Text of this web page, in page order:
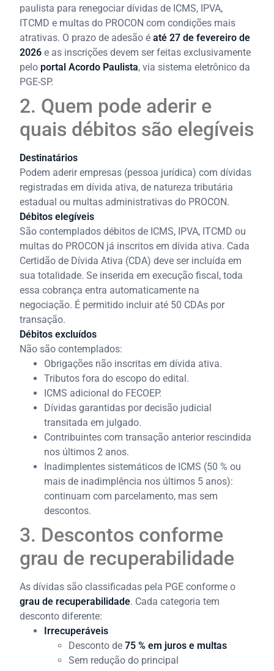
paulista para renegociar dívidas de ICMS, IPVA,
ITCMD e multas do PROCON com condições mais
atrativas. O prazo de adesão éaté 27 de fevereiro de
2026 e as inscrições devem ser feitas exclusivamente
pelo portal Acordo Paulista, via sistema eletrônico da
PGE-SP.
2. Quem pode aderir e
quais débitos são elegíveis
Destinatários
Podem aderir empresas (pessoa jurídica) com dívidas
registradas em dívida ativa, de natureza tributária
estadual ou multas administrativas do PROCON.
Débitos elegíveis
São contemplados débitos de ICMS, IPVA, ITCMD ou
multas do PROCON já inscritos em dívida ativa. Cada
Certidão de Dívida Ativa (CDA) deve ser incluída em
sua totalidade. Se inserida em execução fiscal, toda
essa cobrança entra automaticamente na
negociação. É permitido incluir até 50 CDAs por
transação.
Débitos excluídos
Não são contemplados:
Obrigações não inscritas em dívida ativa.
Tributos fora do escopo do edital.
ICMS adicional do FECOEP.
Dívidas garantidas por decisão judicial
transitada em julgado.
Contribuintes com transação anterior rescindida
nos últimos 2 anos.
Inadimplentes sistemáticos de ICMS (50 % ou
mais de inadimplência nos últimos 5 anos):
continuam com parcelamento, mas sem
descontos.
3. Descontos conforme
grau de recuperabilidade
As dívidas são classificadas pela PGE conforme o
grau de recuperabilidade. Cada categoria tem
desconto diferente:
Irrecuperáveis
Desconto de75 % em juros e multas
Sem redução do principal